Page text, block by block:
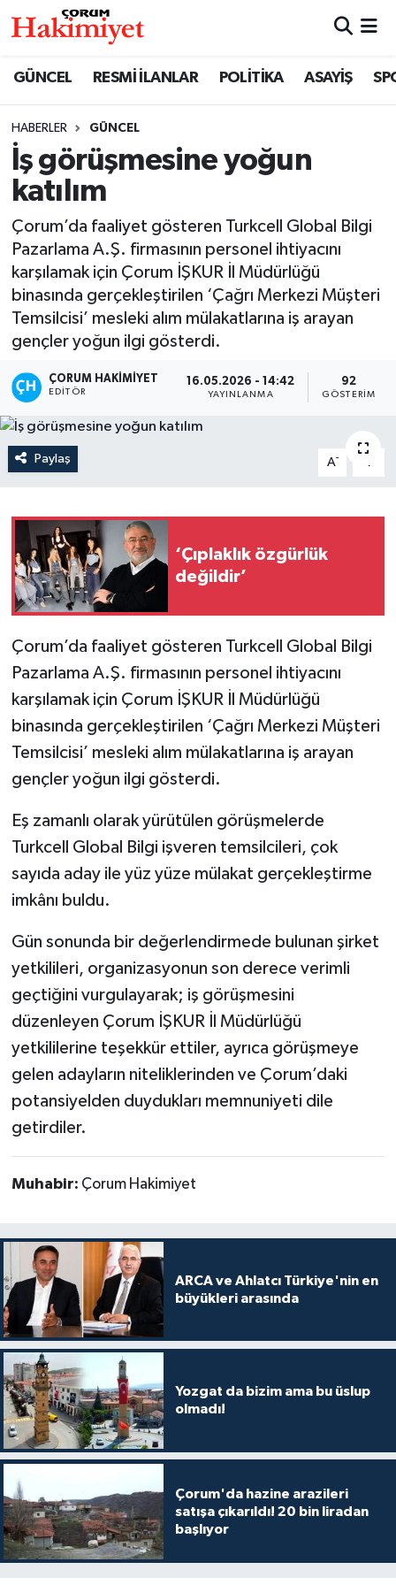
GÜNCEL RESMİ İLANLAR POLİTİKA ASAYİŞ
HABERLER GÜNCEL
İş görüşmesine yoğun
katılım
Çorum’da faaliyet gösteren Turkcell Global Bilgi
Pazarlama A.Ş. firmasının personel ihtiyacını
karşılamak için Çorum İŞKUR İl Müdürlüğü
binasında gerçekleştirilen ‘Çağrı Merkezi Müşteri
Temsilcisi’ mesleki alım mülakatlarına iş arayan
gençler yoğun ilgi gösterdi.
ÇORUM HAKIMIYET
EDITÖR
16.05.2026 - 14:42
YAYINLANMA
92
GÖSTERIM
Paylaş A- A
‘Çıplaklık özgürlük
değildir’
Çorum’da faaliyet gösteren Turkcell Global Bilgi
Pazarlama A.Ş. firmasının personel ihtiyacını
karşılamak için Çorum İŞKUR İl Müdürlüğü
binasında gerçekleştirilen ‘Çağrı Merkezi Müşteri
Temsilcisi’ mesleki alım mülakatlarına iş arayan
gençler yoğun ilgi gösterdi.
Eş zamanlı olarak yürütülen görüşmelerde
Turkcell Global Bilgi işveren temsilcileri, çok
sayıda aday ile yüz yüze mülakat gerçekleştirme
imkânı buldu.
Gün sonunda bir değerlendirmede bulunan şirket
yetkilileri, organizasyonun son derece verimli
geçtiğini vurgulayarak; iş görüşmesini
düzenleyen Çorum İŞKUR İl Müdürlüğü
yetkililerine teşekkür ettiler, ayrıca görüşmeye
gelen adayların niteliklerinden ve Çorum’daki
potansiyelden duydukları memnuniyeti dile
getirdiler.
Muhabir: Çorum Hakimiyet
ARCA ve Ahlatcı Türkiye'nin en
büyükleri arasında
Yozgat da bizim ama bu üslup
olmadı!
Çorum'da hazine arazileri
satışa çıkarıldı! 20 bin liradan
başlıyor
SAĞLIK
ASAYİŞ
EKONOMİ
GÜNCEL
AKTÜEL
EĞİTİM
İLÇELER
OTOPARK
TEKNOLOJİ
Nöbetçi Eczaneler
Çorum Namaz Vakitleri
Trafik Durumu
Süper Lig Puan Durumu ve Fikstür
Tüm Manşetler
Son Dakika Haberleri
Haber Arşivi